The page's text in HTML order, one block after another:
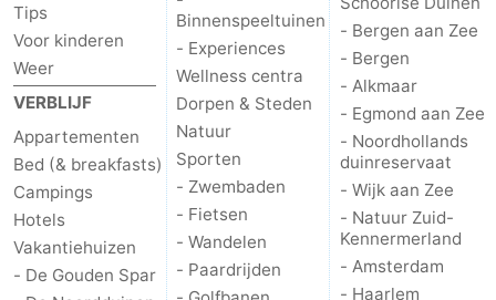
Fietsen
-
Wandelen
-
Paardrijden
-
Golfbanen
-
Surfen
Eten
enEvenementen
Tips
Voor kinderen
Weer
VERBLIJF
Appartementen
Bed (& breakfasts)
Campings
Hotels
Vakantiehuizen
- De Gouden Spar
Binnenspeeltuinen
- Experiences
Wellness centra
Dorpen & Steden
Natuur
Sporten
- Zwembaden
- Fietsen
- Wandelen
- Paardrijden
- Bergen aan Zee
- Bergen
- Alkmaar
- Egmond aan Zee
- Noordhollands
duinreservaat
- Wijk aan Zee
- Natuur Zuid-
Kennermerland
- Amsterdam
- Haarlem